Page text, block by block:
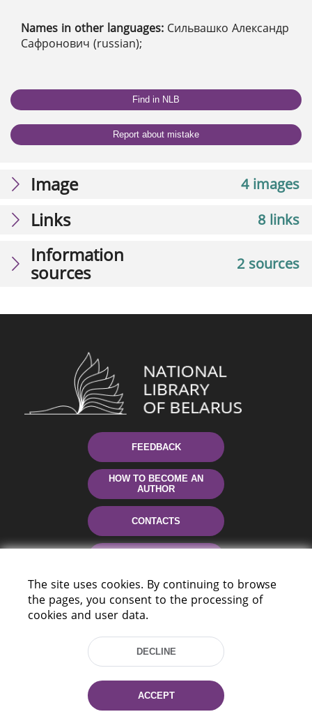
Names in other languages: Сильвашко Александр
Сафронович (russian);
Find in NLB
Report about mistake
4 images
Image
8 links
Links
2 sources
Information
sources
FEEDBACK
HOW TO BECOME AN
AUTHOR
CONTACTS
220114, Niezaležnasci Ave. 116, Minsk,
The site uses cookies. By continuing to browse
the pages, you consent to the processing of
cookies and user data.
DECLINE
ACCEPT